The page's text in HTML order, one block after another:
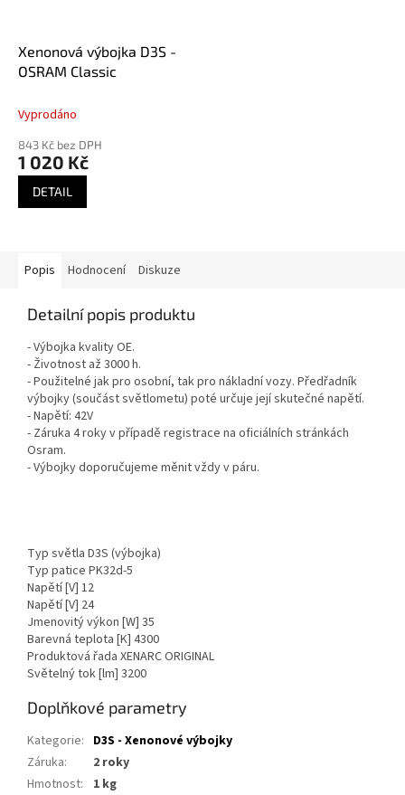
Xenonová výbojka D3S -
OSRAM Classic
Vyprodáno
843 Kč bez DPH
1 020 Kč
DETAIL
Popis Hodnocení Diskuze
Detailní popis produktu
- Výbojka kvality OE.
- Životnost až 3000 h.
- Použitelné jak pro osobní, tak pro nákladní vozy. Předřadník
výbojky (součást světlometu) poté určuje její skutečné napětí.
- Napětí: 42V
- Záruka 4 roky v případě registrace na oficiálních stránkách
Osram.
- Výbojky doporučujeme měnit vždy v páru.
Typ světla D3S (výbojka)
Typ patice PK32d-5
Napětí [V] 12
Napětí [V] 24
Jmenovitý výkon [W] 35
Barevná teplota [K] 4300
Produktová řada XENARC ORIGINAL
Světelný tok [lm] 3200
Doplňkové parametry
Kategorie: D3S - Xenonové výbojky
Záruka:
2 roky
Hmotnost:
1 kg